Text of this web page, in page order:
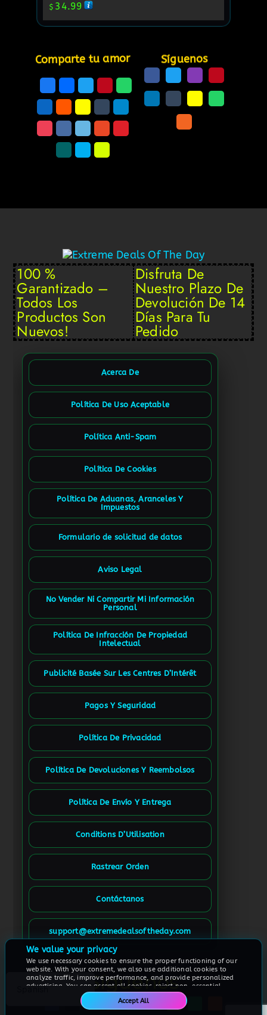
We value your privacy
We use necessary cookies to ensure the proper functioning of our
website. With your consent, we also use additional cookies to
analyze traffic, improve performance, and provide personalized
advertising. You can accept all cookies, reject non-essential
cookies, or customize your preferences at any time.
For more information, please see ourCookie Policy
Accept All
$ 34.99
Comparte tu amor Síguenos
100 %
Garantizado –
Todos Los
Productos Son
Nuevos!
Disfruta De
Nuestro Plazo De
Devolución De 14
Días Para Tu
Pedido
Acerca De
Política De Uso Aceptable
Política Anti-Spam
Política De Cookies
Política De Aduanas, Aranceles Y
Impuestos
Formulario de solicitud de datos
Aviso Legal
No Vender Ni Compartir Mi Información
Personal
Política De Infracción De Propiedad
Intelectual
Publicité Basée Sur Les Centres D’Intérêt
Pagos Y Seguridad
Política De Privacidad
Política De Devoluciones Y Reembolsos
Política De Envío Y Entrega
Conditions D’Utilisation
Rastrear Orden
Contáctanos
support@extremedealsoftheday.com
Síguenos
Spanish
English
German
French (Canada)
French (France)